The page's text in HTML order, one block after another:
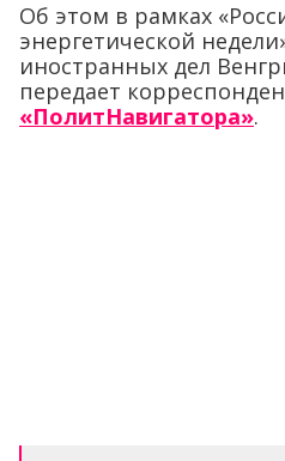
Об этом в рамках
энергетической
иностранных дел
передает
«ПолитНавигатора».